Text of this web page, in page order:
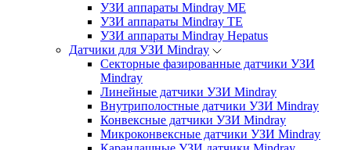
УЗИ аппараты Mindray ME
УЗИ аппараты Mindray TE
УЗИ аппараты Mindray Hepatus
Датчики для УЗИ Mindray
Секторные фазированные датчики УЗИ
Mindray
Линейные датчики УЗИ Mindray
Внутриполостные датчики УЗИ Mindray
Конвексные датчики УЗИ Mindray
Микроконвексные датчики УЗИ Mindray